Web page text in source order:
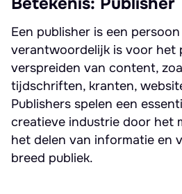
Een publisher is een
verantwoordelijk is voor het
verspreiden van content,
tijdschriften, kranten,
Publishers spelen een
creatieve industrie door het
het delen van informatie en
breed publiek.